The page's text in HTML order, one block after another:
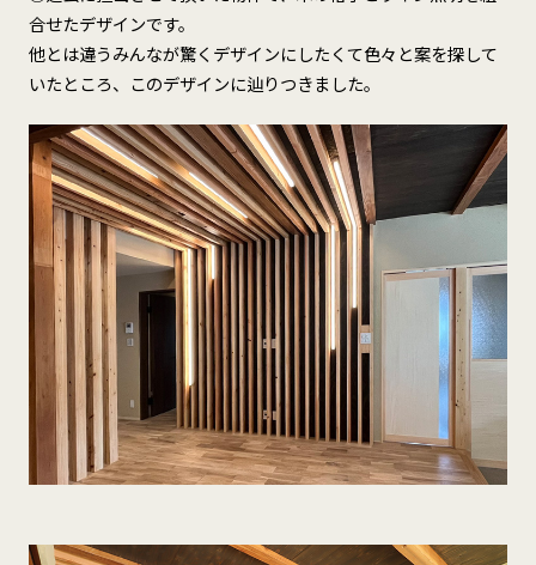
合せたデザインです。
他とは違うみんなが驚くデザインにしたくて色々と案を探して
いたところ、このデザインに辿りつきました。